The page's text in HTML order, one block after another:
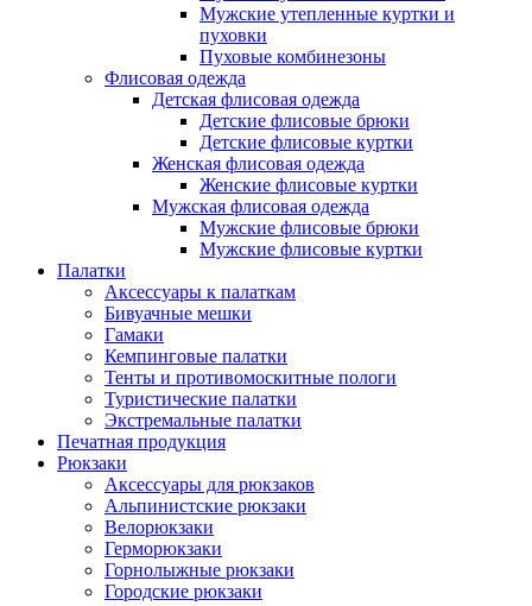
Мужские утепленные куртки и
пуховки
Пуховые комбинезоны
Флисовая одежда
Детская флисовая одежда
Детские флисовые брюки
Детские флисовые куртки
Женская флисовая одежда
Женские флисовые куртки
Мужская флисовая одежда
Мужские флисовые брюки
Мужские флисовые куртки
Палатки
Аксессуары к палаткам
Бивуачные мешки
Гамаки
Кемпинговые палатки
Тенты и противомоскитные пологи
Туристические палатки
Экстремальные палатки
Печатная продукция
Рюкзаки
Аксессуары для рюкзаков
Альпинистские рюкзаки
Велорюкзаки
Герморюкзаки
Горнолыжные рюкзаки
Городские рюкзаки